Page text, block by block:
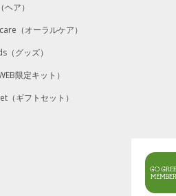
（ヘア）
（オーラルケア）
（グッズ）
限定キット）
（ギフトセット）